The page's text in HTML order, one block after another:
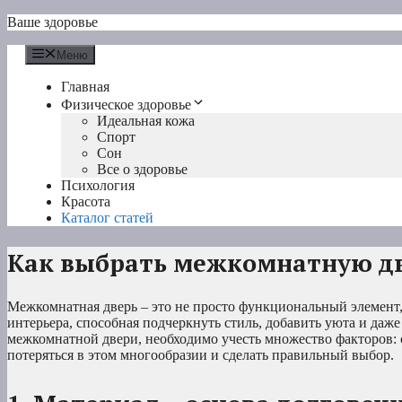
Перейти
содержимому
Ваше здоровье
Меню
Главная
Физическое здоровье
Идеальная кожа
Спорт
Сон
Все о здоровье
Психология
Красота
Каталог статей
Как выбрать межкомнатную
Межкомнатная дверь – это не просто функциональный
интерьера, способная подчеркнуть стиль, добавить уюта и
межкомнатной двери, необходимо учесть множество
потеряться в этом многообразии и сделать правильный выбор.